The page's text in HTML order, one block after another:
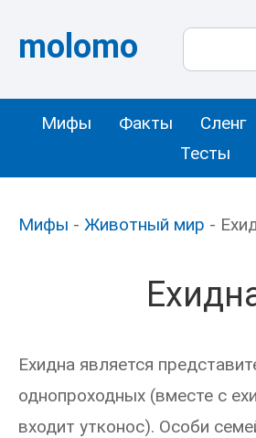
molomo
Мифы Факты Сленг
Тесты
Мифы - Животный мир -
Ехидна является
однопроходных (вместе с
входит утконос). Особи